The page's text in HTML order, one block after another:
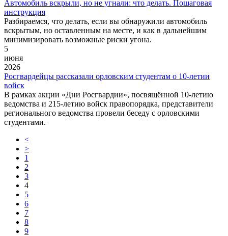
Автомобиль вскрыли, но не угнали: что делать. Пошаговая
инструкция
Разбираемся, что делать, если вы обнаружили автомобиль
вскрытым, но оставленным на месте, и как в дальнейшим
минимизировать возможные риски угона.
5
июня
2026
Росгвардейцы рассказали орловским студентам о 10-летии
войск
В рамках акции «Дни Росгвардии», посвящённой 10‑летию
ведомства и 215‑летию войск правопорядка, представители
регионального ведомства провели беседу с орловскими
студентами.
<
>
1
2
3
4
5
6
7
8
9